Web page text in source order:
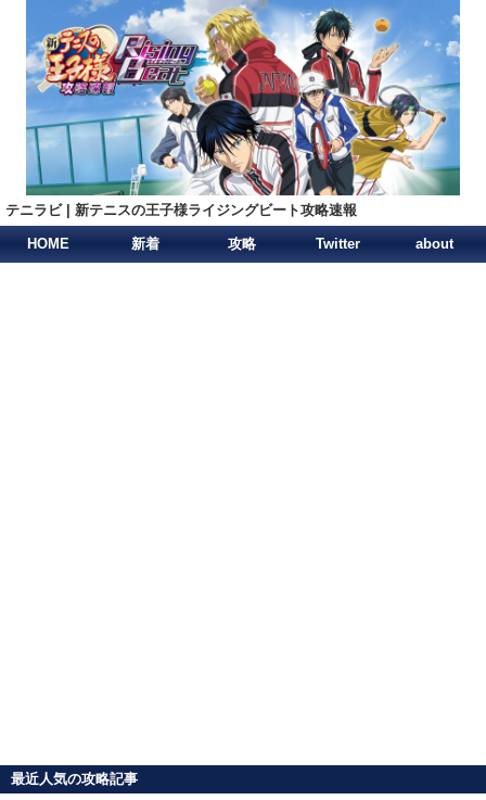
テニラビ | 新テニスの王子様ライジングビート攻略速報
HOME 新着 攻略 Twitter about
最近人気の攻略記事